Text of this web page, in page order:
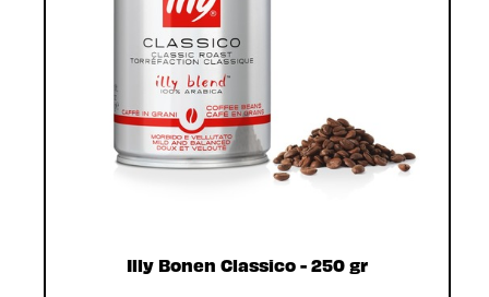
Illy Bonen Classico - 250 gr